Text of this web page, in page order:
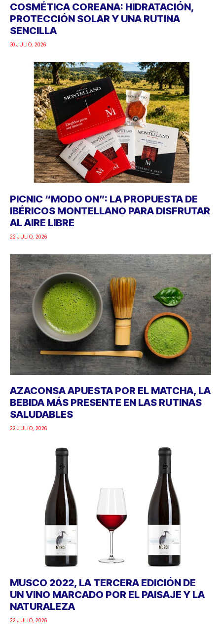
COSMÉTICA COREANA: HIDRATACIÓN,
PROTECCIÓN SOLAR Y UNA RUTINA
SENCILLA
30 JULIO, 2026
PICNIC “MODO ON”: LA PROPUESTA DE
IBÉRICOS MONTELLANO PARA DISFRUTAR
AL AIRE LIBRE
22 JULIO, 2026
AZACONSA APUESTA POR EL MATCHA, LA
BEBIDA MÁS PRESENTE EN LAS RUTINAS
SALUDABLES
22 JULIO, 2026
MUSCO 2022, LA TERCERA EDICIÓN DE
UN VINO MARCADO POR EL PAISAJE Y LA
NATURALEZA
22 JULIO, 2026